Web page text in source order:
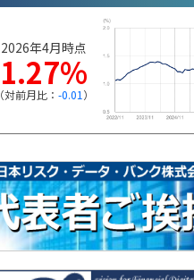
2026年4月時点
1.27%
（対前月比： -0.01 ）